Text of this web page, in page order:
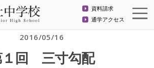
資料請求
通学アクセス
2016/05/16
回 三寸勾配